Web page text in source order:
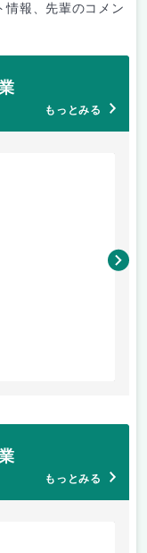
情報、先輩のコメン
もっとみる
た
もっとみる